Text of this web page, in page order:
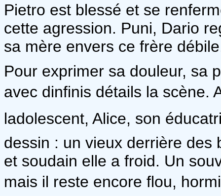
Pietro est blessé et se
cette agression. Puni, Dario
sa mère envers ce frère
Pour exprimer sa douleur, sa
avec dinfinis détails la
ladolescent, Alice, son
dessin : un vieux derrière des
et soudain elle a froid. Un
mais il reste encore flou,